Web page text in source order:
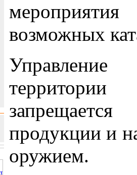
возможных
территории
продукции и
оружием.